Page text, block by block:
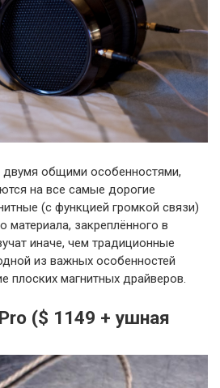
общими особенностями,
на все самые дорогие
(с функцией громкой связи)
материала, закреплённого в
иначе, чем традиционные
из важных особенностей
плоских магнитных драйверов.
($ 1149 + ушная